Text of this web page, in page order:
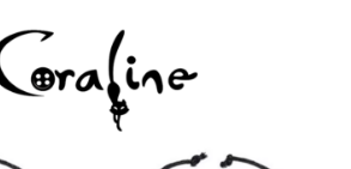
можно
выбрать
на
странице
товара.